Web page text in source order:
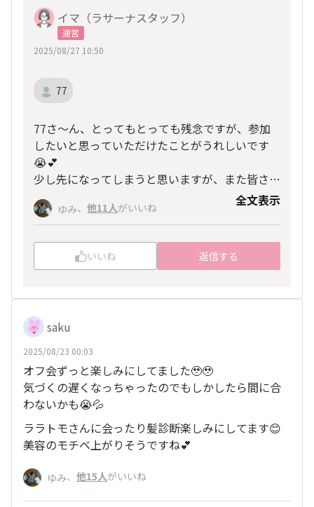
イマ（ラサーナスタッフ）
運営
2025/08/27 10:50
77
77さ～ん、とってもとっても残念ですが、参加
したいと思っていただけたことがうれしいです
😭💕
少し先になってしまうと思いますが、また皆さん
と交流できる場をつくっていきたいと思いますの
で、その時はぜひご一緒できますように✨
ゆみ、 他11人がいいね 全文表示
いいね 返信する
saku
2025/08/23 00:03
オフ会ずっと楽しみにしてました🥹🥹
気づくの遅くなっちゃったのでもしかしたら間に合
わないかも😭💦
ララトモさんに会ったり髪診断楽しみにしてます😊
美容のモチベ上がりそうですね💕
ゆみ、 他15人がいいね